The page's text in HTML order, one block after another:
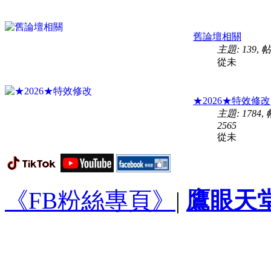
舊論壇相關
主題: 139,
從未
★2026★特效修改
主題: 1784,
2565
從未
《FB粉絲專頁》 | 鷹眼天